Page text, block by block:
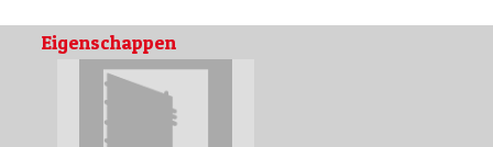
Eigenschappen